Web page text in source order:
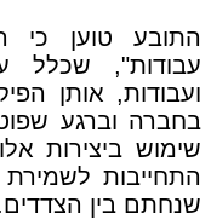
התובע טוען כי
עבודות", שכלל
ועבודות, אותן
בחברה וברגע
שימוש ביצירות
התחייבות לשמירת
שנחתם בין